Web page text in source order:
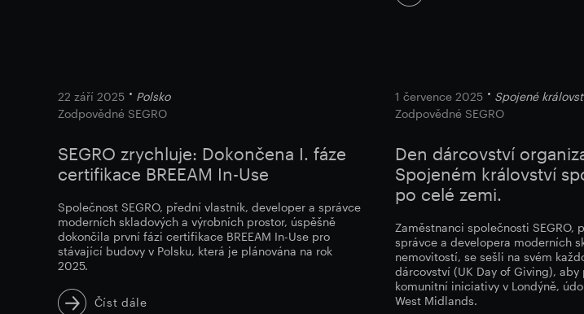
22 září 2025
Polsko
Zodpovědné SEGRO
SEGRO zrychluje: Dokončena I. fáze
certifikace BREEAM In-Use
Společnost SEGRO, přední vlastník, developer a správce
moderních skladových a výrobních prostor, úspěšně
dokončila první fázi certifikace BREEAM In-Use pro
stávající budovy v Polsku, která je plánována na rok
2025.
Číst dále
1 července 2025
Spojené
Zodpovědné SEGRO
Den dárcovství
Spojeném království
po celé zemi.
Zaměstnanci společnosti SEGRO,
správce a developera moderních
nemovitostí, se sešli na svém
dárcovství (UK Day of Giving),
komunitní iniciativy v Londýně,
West Midlands.